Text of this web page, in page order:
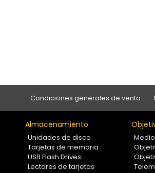
Condiciones generales de venta
Almacenamiento
Unidades de disco
Tarjetas de memoria
USB Flash Drives
Lectores de tarjetas